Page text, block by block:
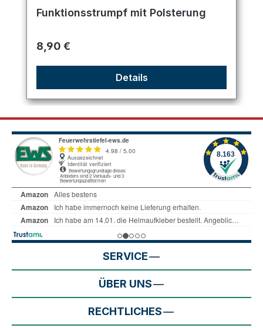
Durchschnittliche Bewertung von 5 von 5 Sternen
Funktionsstrumpf mit Polsterung
Regulärer Preis:
8,90 €
Details
SERVICE
ÜBER UNS
RECHTLICHES